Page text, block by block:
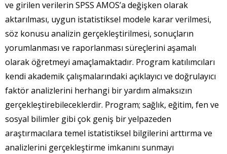
ve girilen verilerin SPSS AMOS’a değişken olarak
aktarılması, uygun istatistiksel modele karar verilmesi,
söz konusu analizin gerçekleştirilmesi, sonuçların
yorumlanması ve raporlanması süreçlerini aşamalı
olarak öğretmeyi amaçlamaktadır. Program katılımcıları
kendi akademik çalışmalarındaki açıklayıcı ve doğrulayıcı
faktör analizlerini herhangi bir yardım almaksızın
gerçekleştirebileceklerdir. Program; sağlık, eğitim, fen ve
sosyal bilimler gibi çok geniş bir yelpazeden
araştırmacılara temel istatistiksel bilgilerini arttırma ve
analizlerini gerçekleştirme imkanını sunmayı